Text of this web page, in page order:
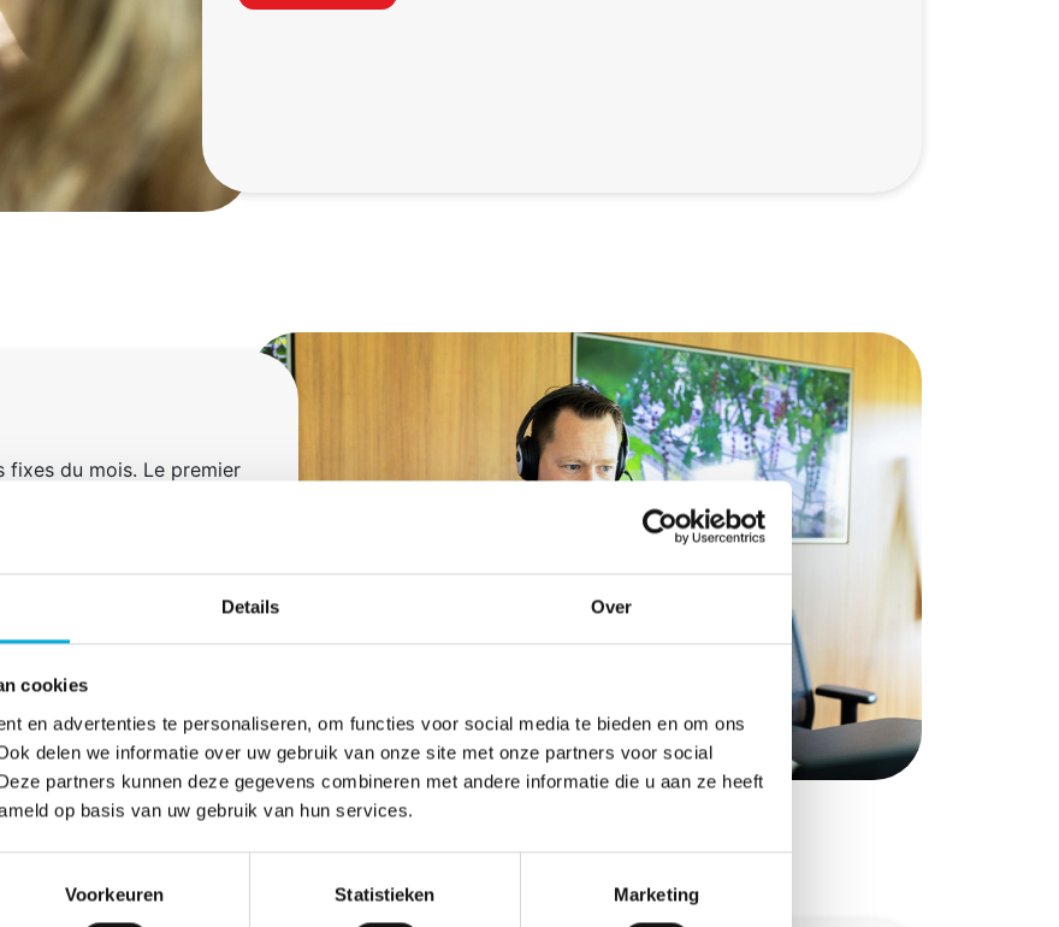
Details Over
cookies
en advertenties te personaliseren, om functies voor social media te bieden en om ons
delen we informatie over uw gebruik van onze site met onze partners voor social
partners kunnen deze gegevens combineren met andere informatie die u aan ze heeft
op basis van uw gebruik van hun services.
Voorkeuren Statistieken Marketing
fixes du mois. Le premier
et le troisième